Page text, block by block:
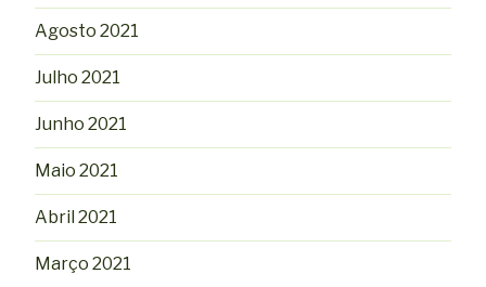
Agosto 2021
Julho 2021
Junho 2021
Maio 2021
Abril 2021
Março 2021